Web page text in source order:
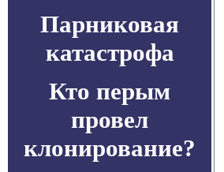
Парниковая
катастрофа
Кто перым
провел
клонирование?